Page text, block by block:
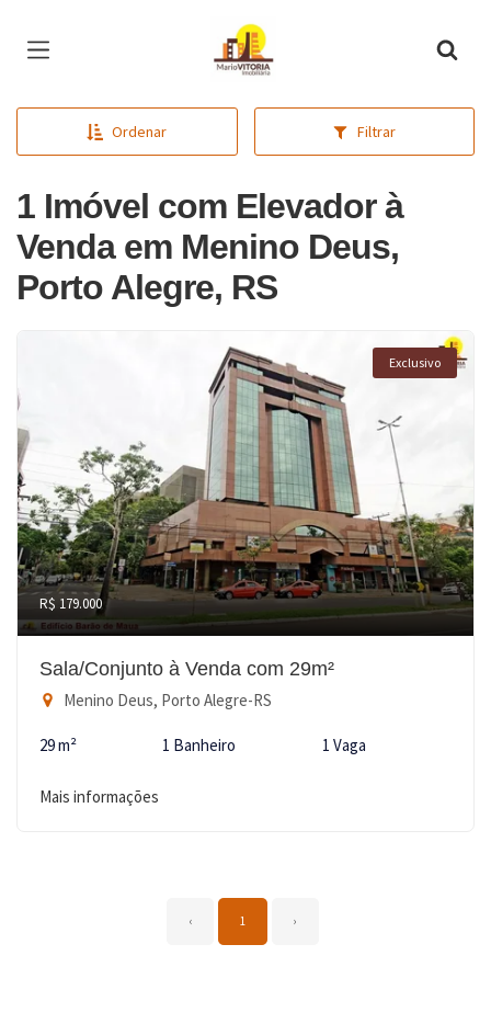
Página inicial
Ordenar Filtrar
1 Imóvel com Elevador à
Venda em Menino Deus,
Porto Alegre, RS
Exclusivo
R$ 179.000
Sala/Conjunto à Venda com 29m²
Menino Deus, Porto Alegre-RS
29 m² 1 Banheiro 1 Vaga
Mais informações
‹ 1 ›